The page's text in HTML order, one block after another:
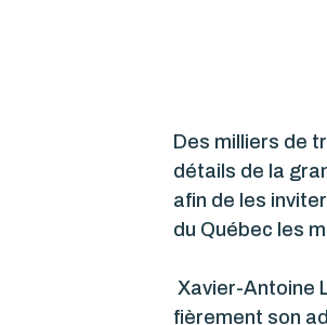
Des milliers de
détails de la
afin de les
du Québec les
Xavier-Antoine
fièrement son